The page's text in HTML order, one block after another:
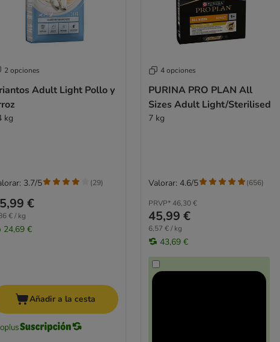
2 opciones
Adult Light Pollo y
kg
€
€ / kg
24,69 €
3.7/5 (29)
Añadir a la cesta
4 opciones
PURINA PRO PLAN All
Sizes Adult Light/Sterilised
7 kg
PRVP* 46,30 €
45,99 €
6,57 € / kg
43,69 €
Valorar: 4.6/5 (656)